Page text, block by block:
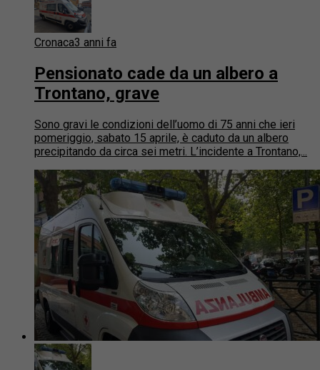
Cronaca3 anni fa
Pensionato cade da un albero a
Trontano, grave
Sono gravi le condizioni dell’uomo di 75 anni che ieri
pomeriggio, sabato 15 aprile, è caduto da un albero
precipitando da circa sei metri. L’incidente a Trontano,...